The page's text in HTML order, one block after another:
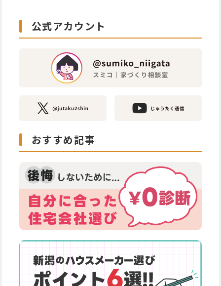
公式アカウント
おすすめ記事